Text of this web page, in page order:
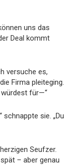
uns das
Deal kommt
versuche es,
Firma pleiteging.
würdest für—“
schnappte sie. „Du
Seufzer.
– aber genau